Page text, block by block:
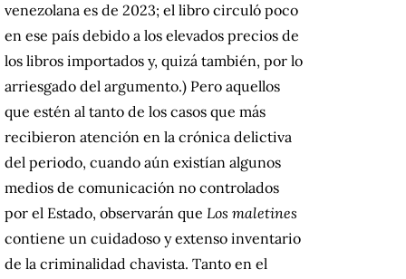
venezolana es de 2023; el libro circuló poco
en ese país debido a los elevados precios de
los libros importados y, quizá también, por lo
arriesgado del argumento.) Pero aquellos
que estén al tanto de los casos que más
recibieron atención en la crónica delictiva
del periodo, cuando aún existían algunos
medios de comunicación no controlados
por el Estado, observarán que Los maletines
contiene un cuidadoso y extenso inventario
de la criminalidad chavista. Tanto en el